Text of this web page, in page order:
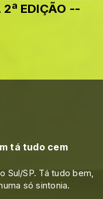
EDIÇÃO --
tá tudo cem
Sul/SP. Tá tudo bem,
só sintonia.